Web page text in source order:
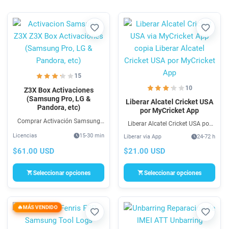
Favorito
15
Z3X Box Activaciones
(Samsung Pro, LG &
Pandora, etc)
Comprar Activación Samsung
uso de Software Samsung Z3X.
Licencias 15-30 min
$61.00 USD
Seleccionar opciones
10
Liberar Alcatel Cricket USA
por MyCricket App
Liberar Alcatel Cricket USA por
para cambio de compañía con el
fin de desbloqueo de red, SIM y
Liberar via App 24-72 h
$21.00 USD
Seleccionar opciones
MÁS VENDIDO
Favorito